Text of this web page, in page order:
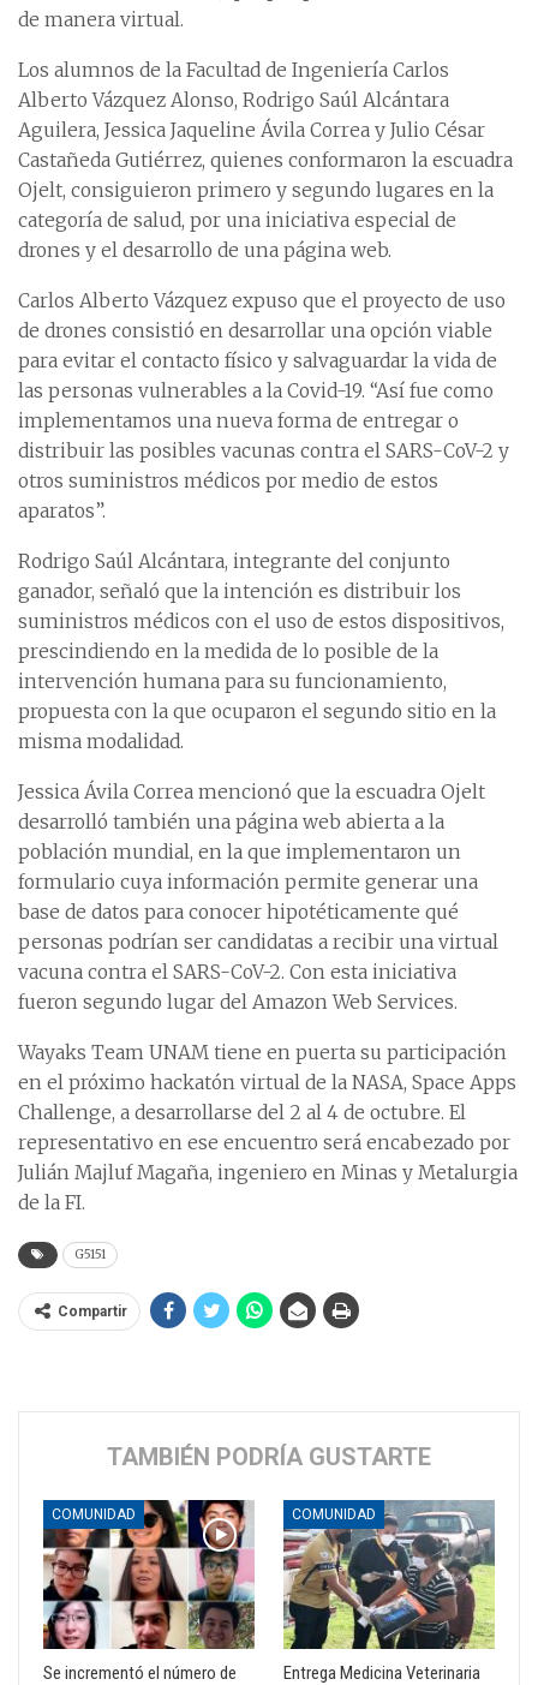
de manera virtual.
Los alumnos de la Facultad de Ingeniería Carlos
Alberto Vázquez Alonso, Rodrigo Saúl Alcántara
Aguilera, Jessica Jaqueline Ávila Correa y Julio César
Castañeda Gutiérrez, quienes conformaron la escuadra
Ojelt, consiguieron primero y segundo lugares en la
categoría de salud, por una iniciativa especial de
drones y el desarrollo de una página web.
Carlos Alberto Vázquez expuso que el proyecto de uso
de drones consistió en desarrollar una opción viable
para evitar el contacto físico y salvaguardar la vida de
las personas vulnerables a la Covid-19. “Así fue como
implementamos una nueva forma de entregar o
distribuir las posibles vacunas contra el SARS-CoV-2 y
otros suministros médicos por medio de estos
aparatos”.
Rodrigo Saúl Alcántara, integrante del conjunto
ganador, señaló que la intención es distribuir los
suministros médicos con el uso de estos dispositivos,
prescindiendo en la medida de lo posible de la
intervención humana para su funcionamiento,
propuesta con la que ocuparon el segundo sitio en la
misma modalidad.
Jessica Ávila Correa mencionó que la escuadra Ojelt
desarrolló también una página web abierta a la
población mundial, en la que implementaron un
formulario cuya información permite generar una
base de datos para conocer hipotéticamente qué
personas podrían ser candidatas a recibir una virtual
vacuna contra el SARS-CoV-2. Con esta iniciativa
fueron segundo lugar del Amazon Web Services.
Wayaks Team UNAM tiene en puerta su participación
en el próximo hackatón virtual de la NASA, Space Apps
Challenge, a desarrollarse del 2 al 4 de octubre. El
representativo en ese encuentro será encabezado por
Julián Majluf Magaña, ingeniero en Minas y Metalurgia
de la FI.
G5151
Compartir
TAMBIÉN PODRÍA GUSTARTE
COMUNIDAD
Se incrementó el número de
COMUNIDAD
Entrega Medicina Veterinaria